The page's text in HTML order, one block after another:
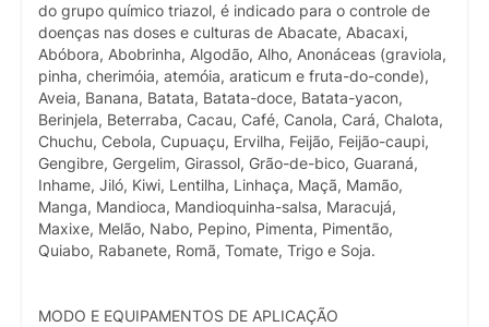
do grupo químico triazol, é indicado para o controle de
doenças nas doses e culturas de Abacate, Abacaxi,
Abóbora, Abobrinha, Algodão, Alho, Anonáceas (graviola,
pinha, cherimóia, atemóia, araticum e fruta-do-conde),
Aveia, Banana, Batata, Batata-doce, Batata-yacon,
Berinjela, Beterraba, Cacau, Café, Canola, Cará, Chalota,
Chuchu, Cebola, Cupuaçu, Ervilha, Feijão, Feijão-caupi,
Gengibre, Gergelim, Girassol, Grão-de-bico, Guaraná,
Inhame, Jiló, Kiwi, Lentilha, Linhaça, Maçã, Mamão,
Manga, Mandioca, Mandioquinha-salsa, Maracujá,
Maxixe, Melão, Nabo, Pepino, Pimenta, Pimentão,
Quiabo, Rabanete, Romã, Tomate, Trigo e Soja.
MODO E EQUIPAMENTOS DE APLICAÇÃO